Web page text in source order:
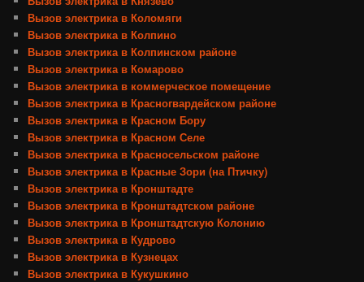
Вызов электрика в Коломяги
Вызов электрика в Колпино
Вызов электрика в Колпинском районе
Вызов электрика в Комарово
Вызов электрика в коммерческое помещение
Вызов электрика в Красногвардейском районе
Вызов электрика в Красном Бору
Вызов электрика в Красном Селе
Вызов электрика в Красносельском районе
Вызов электрика в Красные Зори (на Птичку)
Вызов электрика в Кронштадте
Вызов электрика в Кронштадтском районе
Вызов электрика в Кронштадтскую Колонию
Вызов электрика в Кудрово
Вызов электрика в Кузнецах
Вызов электрика в Кукушкино